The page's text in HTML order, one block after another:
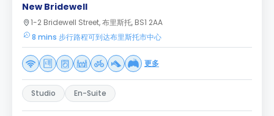
New Bridewell
1-2 Bridewell Street, 布里斯托, BS1 2AA
8 mins 步行路程可到达布里斯托市中心
更多
Studio En-Suite